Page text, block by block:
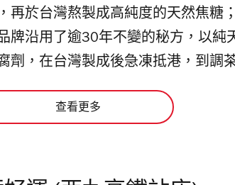
再於台灣熬製成高純度的天然焦糖
牌沿用了逾30年不變的秘方，以純
劑，在台灣製成後急凍抵港，到調
查看更多